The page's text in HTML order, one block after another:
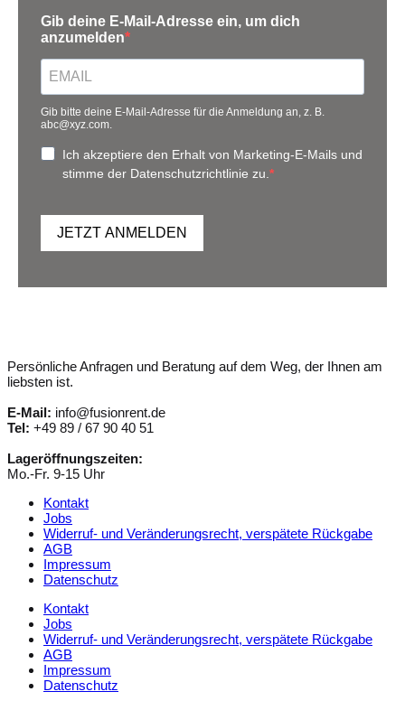
Gib deine E-Mail-Adresse ein, um dich
anzumelden
Gib bitte deine E-Mail-Adresse für die Anmeldung an, z. B.
abc@xyz.com.
Ich akzeptiere den Erhalt von Marketing-E-Mails und
stimme der Datenschutzrichtlinie zu.
JETZT ANMELDEN
Persönliche Anfragen und Beratung auf dem Weg, der Ihnen am
liebsten ist.
E-Mail: info@fusionrent.de
Tel: +49 89 / 67 90 40 51
Lageröffnungszeiten:
Mo.-Fr. 9-15 Uhr
Kontakt
Jobs
Widerruf- und Veränderungsrecht, verspätete Rückgabe
AGB
Impressum
Datenschutz
Kontakt
Jobs
Widerruf- und Veränderungsrecht, verspätete Rückgabe
AGB
Impressum
Datenschutz